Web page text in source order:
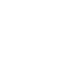
Extract, Glycine,
Histidine,
Hexylglycerin,
Chloride, Alcohol,
Coumarin.